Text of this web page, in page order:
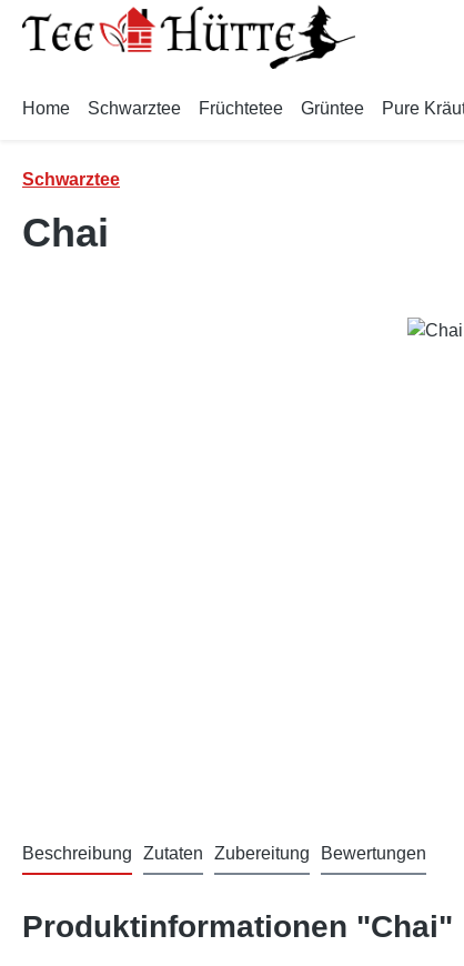
Hauptinhalt springen
Zur Suche springen
Zur Hauptnavigation springen
Home Schwarztee Früchtetee Grüntee Pure
Schwarztee
Chai
Beschreibung Zutaten Zubereitung Bewertungen
Produktinformationen "Chai"